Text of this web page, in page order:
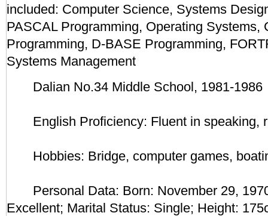
included: Computer Science, Systems
PASCAL Programming, Operating Systems,
Programming, D-BASE Programming,
Systems Management
Dalian No.34 Middle School, 1981-1986
English Proficiency: Fluent in speaking,
Hobbies: Bridge, computer games,
Personal Data: Born: November 29,
Excellent; Marital Status: Single; Height: